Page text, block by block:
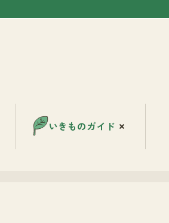
いきものガイド